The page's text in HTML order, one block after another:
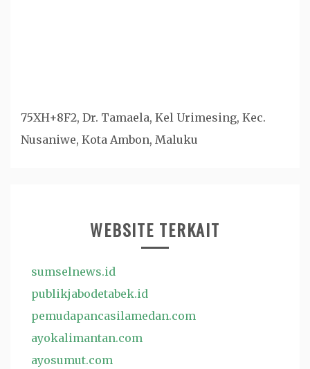
75XH+8F2, Dr. Tamaela, Kel Urimesing, Kec.
Nusaniwe, Kota Ambon, Maluku
WEBSITE TERKAIT
sumselnews.id
publikjabodetabek.id
pemudapancasilamedan.com
ayokalimantan.com
ayosumut.com